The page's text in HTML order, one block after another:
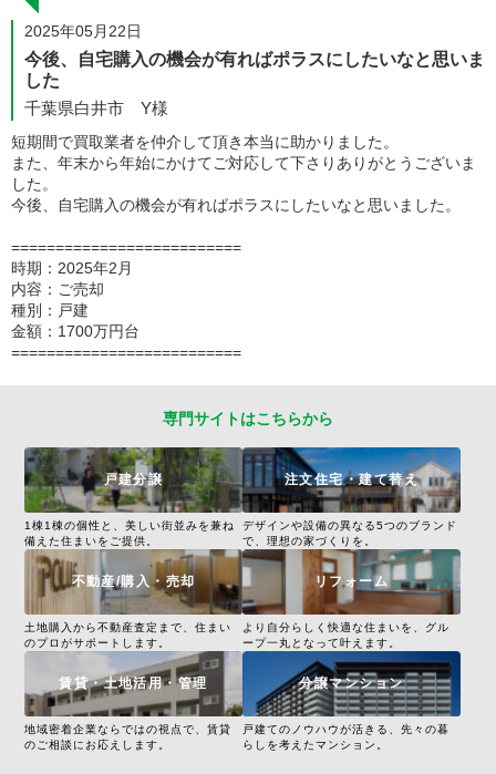
2025年05月22日
今後、自宅購入の機会が有ればポラスにしたいなと思いま
した
千葉県白井市 Y様
短期間で買取業者を仲介して頂き本当に助かりました。
また、年末から年始にかけてご対応して下さりありがとうございま
した。
今後、自宅購入の機会が有ればポラスにしたいなと思いました。
==========================
時期：2025年2月
内容：ご売却
種別：戸建
金額：1700万円台
==========================
専門サイトはこちらから
戸建分譲
1棟1棟の個性と、美しい街並みを兼ね
備えた住まいをご提供。
注文住宅・建て替え
デザインや設備の異なる5つのブランド
で、理想の家づくりを。
不動産/購入・売却
土地購入から不動産査定まで、住まい
のプロがサポートします。
リフォーム
より自分らしく快適な住まいを、グル
ープ一丸となって叶えます。
賃貸・土地活用・管理
地域密着企業ならではの視点で、賃貸
のご相談にお応えします。
分譲マンション
戸建てのノウハウが活きる、先々の暮
らしを考えたマンション。